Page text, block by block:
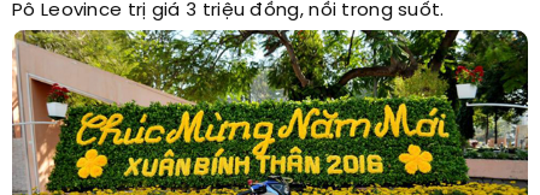
Pô Leovince trị giá 3 triệu đồng, nồi trong suốt.